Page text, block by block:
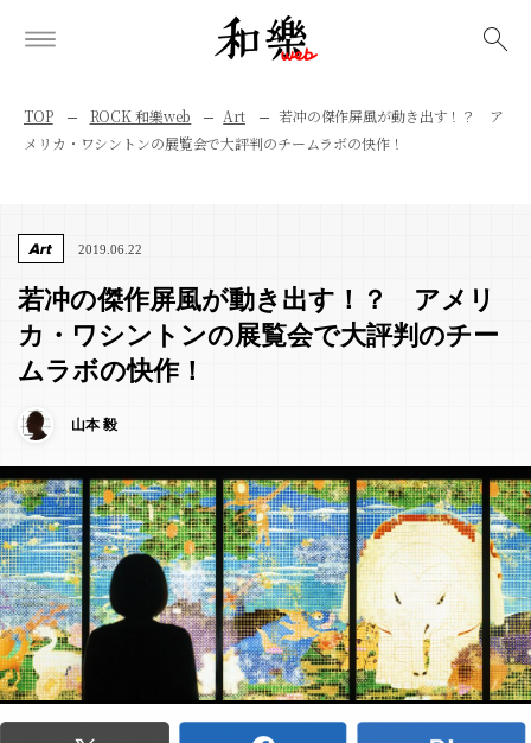
TOP ROCK 和樂web Art
若冲の傑作屏風が動き出す！？ ア
メリカ・ワシントンの展覧会で大評判のチームラボの快作！
Art 2019.06.22
若冲の傑作屏風が動き出す！？ アメリ
カ・ワシントンの展覧会で大評判のチー
ムラボの快作！
山本 毅